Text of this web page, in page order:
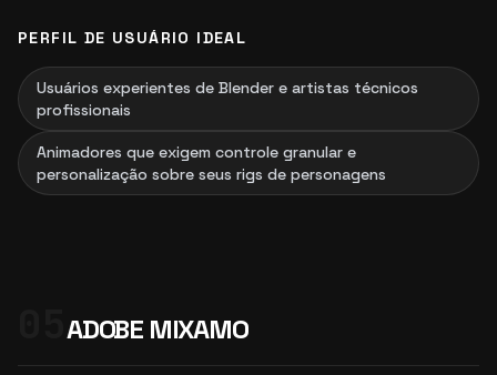
PERFIL DE USUÁRIO IDEAL
Usuários experientes de Blender e artistas técnicos
profissionais
Animadores que exigem controle granular e
personalização sobre seus rigs de personagens
ADOBE MIXAMO